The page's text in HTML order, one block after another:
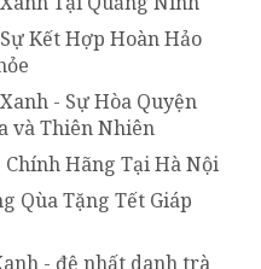
Kết Hợp Hoàn Hảo
- Sự Hòa Quyện
và Thiên Nhiên
Hãng Tại Hà Nội
Qùa Tặng Tết Giáp
- đệ nhất danh trà